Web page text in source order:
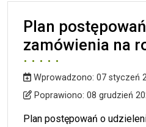
Plan
zamówienia na
Wprowadzono
Wprowadzono: 07 styczeń
Poprawiono
Poprawiono: 08 grudzień
Plan postępowań o